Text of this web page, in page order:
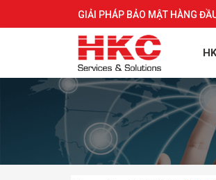
GIẢI PHÁP BẢO MẬT HÀNG